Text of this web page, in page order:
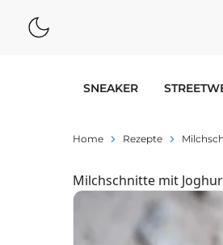
SNEAKER
Home Rezepte
Milchschnitte mit